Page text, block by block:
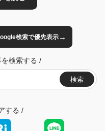
検索で優先表示→
検索する /
検索
する /